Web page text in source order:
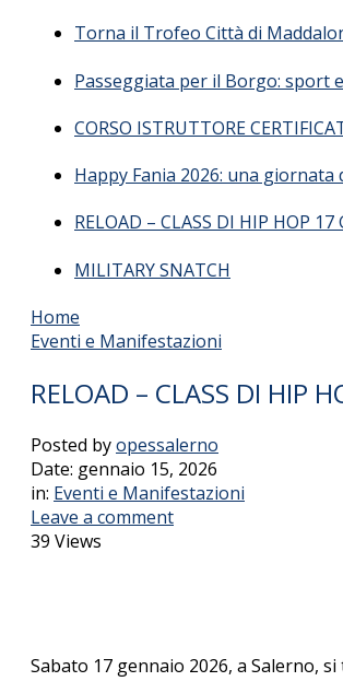
Torna il Trofeo Città di
Passeggiata per il Borgo: sport
CORSO ISTRUTTORE
Happy Fania 2026: una
RELOAD – CLASS DI HIP HOP 17
MILITARY SNATCH
Home
Eventi e Manifestazioni
RELOAD – CLASS DI HIP
Posted byopessalerno
Date: gennaio 15, 2026
in: Eventi e Manifestazioni
Leave a comment
39 Views
Sabato 17 gennaio 2026, a Salerno,